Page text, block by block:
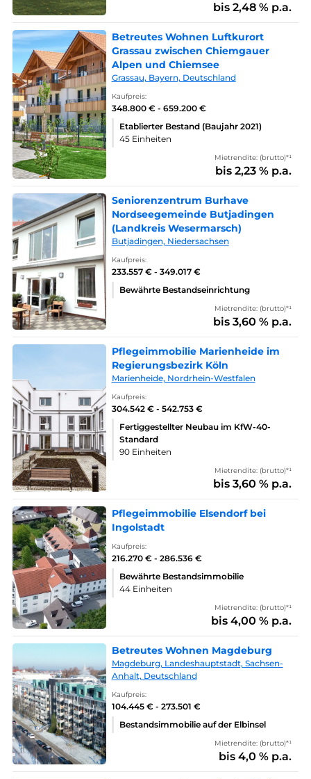
bis 2,48 % p.a.
Betreutes Wohnen Luftkurort
Grassau zwischen Chiemgauer
Alpen und Chiemsee
Grassau, Bayern, Deutschland
Kaufpreis:
348.800 € - 659.200 €
Etablierter Bestand (Baujahr 2021)
45 Einheiten
Mietrendite: (brutto)*¹
bis 2,23 % p.a.
Seniorenzentrum Burhave
Nordseegemeinde Butjadingen
(Landkreis Wesermarsch)
Butjadingen, Niedersachsen
Kaufpreis:
233.557 € - 349.017 €
Bewährte Bestandseinrichtung
Mietrendite: (brutto)*¹
bis 3,60 % p.a.
Pflegeimmobilie Marienheide im
Regierungsbezirk Köln
Marienheide, Nordrhein-Westfalen
Kaufpreis:
304.542 € - 542.753 €
Fertiggestellter Neubau im KfW-40-
Standard
90 Einheiten
Mietrendite: (brutto)*¹
bis 3,60 % p.a.
Pflegeimmobilie Elsendorf bei
Ingolstadt
Kaufpreis:
216.270 € - 286.536 €
Bewährte Bestandsimmobilie
44 Einheiten
Mietrendite: (brutto)*¹
bis 4,00 % p.a.
Betreutes Wohnen Magdeburg
Magdeburg, Landeshauptstadt, Sachsen-
Anhalt, Deutschland
Kaufpreis:
104.445 € - 273.501 €
Bestandsimmobilie auf der Elbinsel
Mietrendite: (brutto)*¹
bis 4,0 % p.a.